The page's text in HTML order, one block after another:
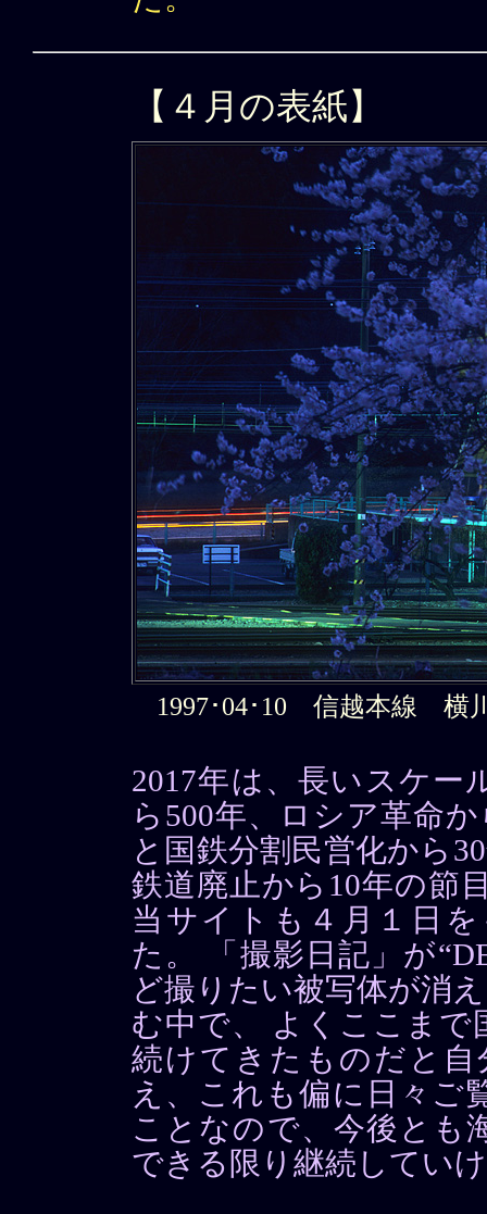
【４月の表紙】
1997･04･10 信越本線 横
2017年は、長いスケー
ら500年、ロシア革命
と国鉄分割民営化から
鉄道廃止から10年の節
当サイトも４月１日
た。 「撮影日記」が
ど撮りたい被写体が消
む中で、 よくここまで
続けてきたものだと
え、これも偏に日々ご
ことなので、今後とも
できる限り継続してい